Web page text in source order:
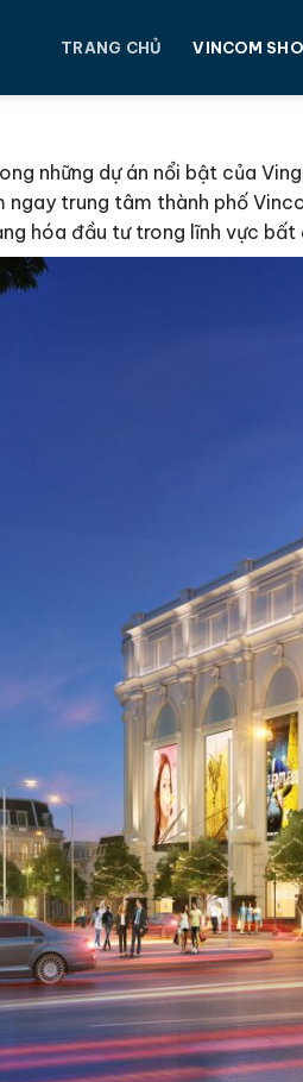
TRANG CHỦ VINCOM
những dự án nổi bật của
ngay trung tâm thành phố
hóa đầu tư trong lĩnh vực bất